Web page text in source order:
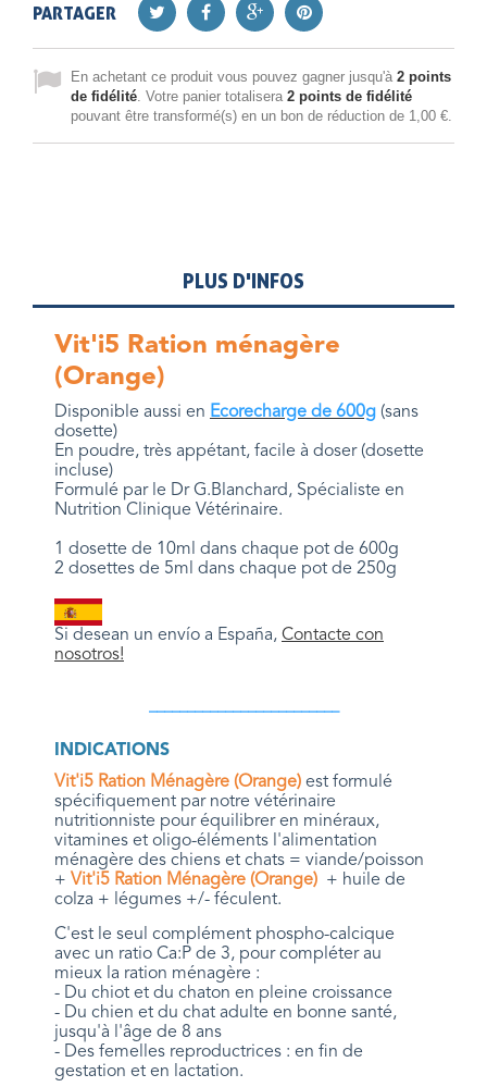
PARTAGER
En achetant ce produit vous pouvez gagner jusqu'à 2 points
de fidélité. Votre panier totalisera 2 points de fidélité
pouvant être transformé(s) en un bon de réduction de 1,00 €.
PLUS D'INFOS
Vit'i5 Ration ménagère
(Orange)
Disponible aussi en Ecorecharge de 600g (sans
dosette)
En poudre, très appétant, facile à doser (dosette
incluse)
Formulé par le Dr G.Blanchard, Spécialiste en
Nutrition Clinique Vétérinaire.
1 dosette de 10ml dans chaque pot de 600g
2 dosettes de 5ml dans chaque pot de 250g
Si desean un envío a España, Contacte con
nosotros!
INDICATIONS
Vit'i5 Ration Ménagère (Orange) est formulé
spécifiquement par notre vétérinaire
nutritionniste pour équilibrer en minéraux,
vitamines et oligo-éléments l'alimentation
ménagère des chiens et chats = viande/poisson
+ Vit'i5 Ration Ménagère (Orange) + huile de
colza + légumes +/- féculent.
C'est le seul complément phospho-calcique
avec un ratio Ca:P de 3, pour compléter au
mieux la ration ménagère :
- Du chiot et du chaton en pleine croissance
- Du chien et du chat adulte en bonne santé,
jusqu'à l'âge de 8 ans
- Des femelles reproductrices : en fin de
gestation et en lactation.